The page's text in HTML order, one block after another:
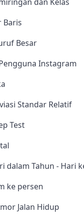
Baris
Besar
Instagram
Standar Relatif
Test
dalam Tahun - Hari
ke persen
Jalan Hidup